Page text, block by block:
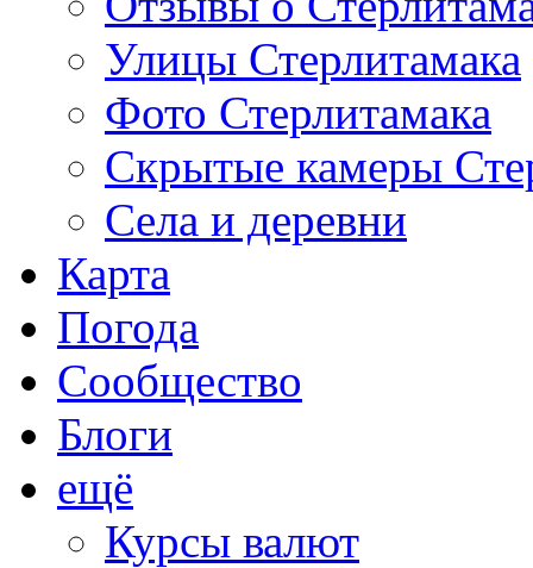
Улицы Стерлитамака
Фото Стерлитамака
Скрытые камеры
Села и деревни
Карта
Погода
Сообщество
Блоги
ещё
Курсы валют